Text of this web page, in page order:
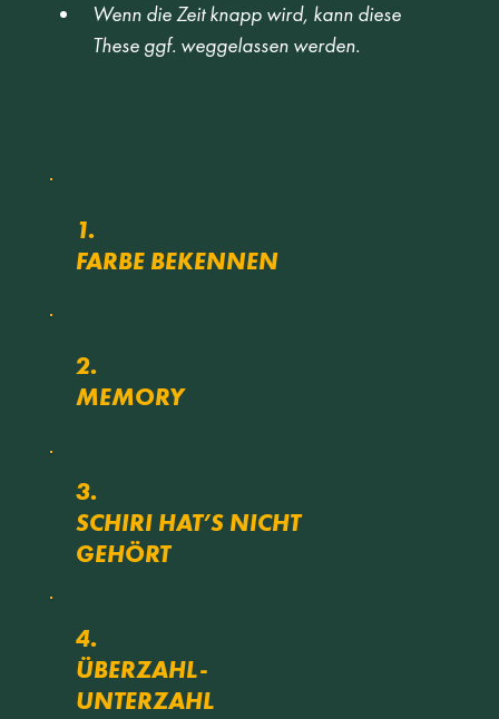
Wenn die Zeit knapp wird, kann diese
These ggf. weggelassen werden.
1.
FARBE BEKENNEN
2.
MEMORY
3.
SCHIRI HAT’S NICHT
GEHÖRT
4.
ÜBERZAHL-
UNTERZAHL